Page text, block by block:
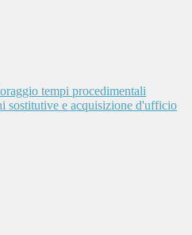
tempi procedimentali
sostitutive e acquisizione d'ufficio